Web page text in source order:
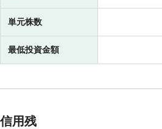
単元株数
最低投資金額
信用残